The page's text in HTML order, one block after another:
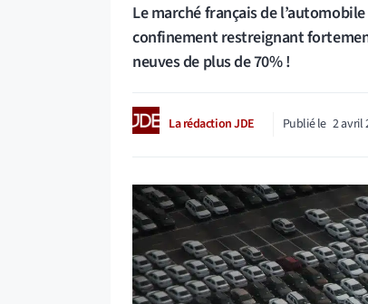
Le marché français de
confinement restreignant
neuves de plus de 70% !
La rédaction JDE Publié le 2 avril